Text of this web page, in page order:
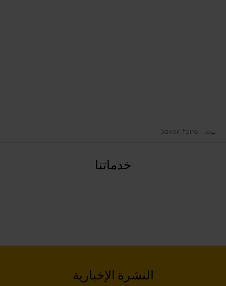
بيت Savoir-faire
خدماتنا
النشرة الإخبارية